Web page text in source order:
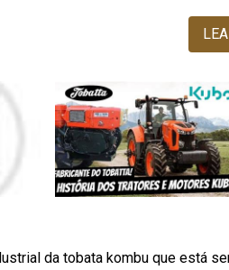
da tobata kombu que está